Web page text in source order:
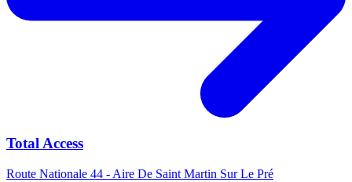
Total Access
Route Nationale 44 - Aire De Saint Martin Sur Le Pré